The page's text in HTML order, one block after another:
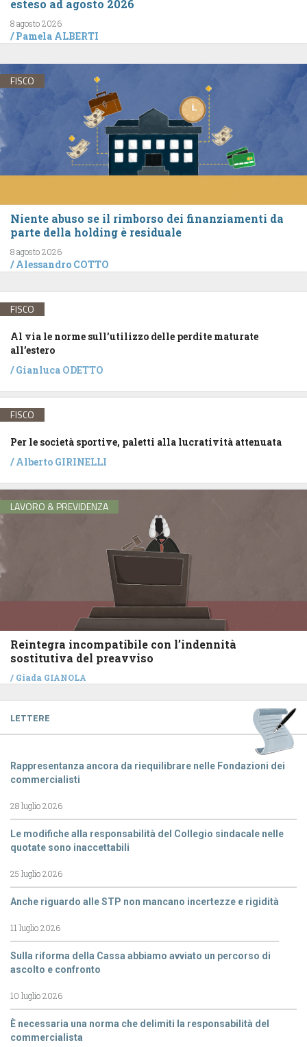
esteso ad agosto 2026
8 agosto 2026
/Pamela ALBERTI
FISCO
Niente abuso se il rimborso dei finanziamenti da
parte della holding è residuale
8 agosto 2026
/Alessandro COTTO
FISCO
Al via le norme sull’utilizzo delle perdite maturate
all’estero
/Gianluca ODETTO
FISCO
Per le società sportive, paletti alla lucratività attenuata
/Alberto GIRINELLI
LAVORO & PREVIDENZA
Reintegra incompatibile con l’indennità
sostitutiva del preavviso
/ Giada GIANOLA
LETTERE
Rappresentanza ancora da riequilibrare nelle Fondazioni dei
commercialisti
28 luglio 2026
Le modifiche alla responsabilità del Collegio sindacale nelle
quotate sono inaccettabili
25 luglio 2026
Anche riguardo alle STP non mancano incertezze e rigidità
11 luglio 2026
Sulla riforma della Cassa abbiamo avviato un percorso di
ascolto e confronto
10 luglio 2026
È necessaria una norma che delimiti la responsabilità del
commercialista